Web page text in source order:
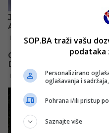
SOP.BA traži vašu
podataka
Personalizirano
oglašavanja i
Pohrana i/ili pristup
Saznajte više